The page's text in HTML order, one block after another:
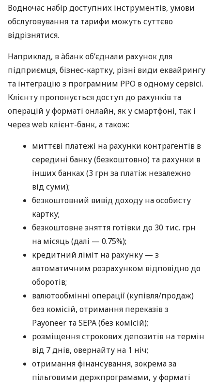
Водночас набір доступних інструментів, умови
обслуговування та тарифи можуть суттєво
відрізнятися.
Наприклад, в àбанк об’єднали рахунок для
підприємця, бізнес-картку, різні види еквайрингу
та інтеграцію з програмним РРО в одному сервісі.
Клієнту пропонується доступ до рахунків та
операцій у форматі онлайн, як у смартфоні, так і
через web клієнт-банк, а також:
миттєві платежі на рахунки контрагентів в
середині банку (безкоштовно) та рахунки в
інших банках (3 грн за платіж незалежно
від суми);
безкоштовний вивід доходу на особисту
картку;
безкоштовне зняття готівки до 30 тис. грн
на місяць (далі — 0.75%);
кредитний ліміт на рахунку — з
автоматичним розрахунком відповідно до
оборотів;
валютообмінні операції (купівля/продаж)
без комісій, отримання переказів з
Payoneer та SEPA (без комісій);
розміщення строкових депозитів на термін
від 7 днів, овернайту на 1 ніч;
отримання фінансування, зокрема за
пільговими держпрограмами, у форматі